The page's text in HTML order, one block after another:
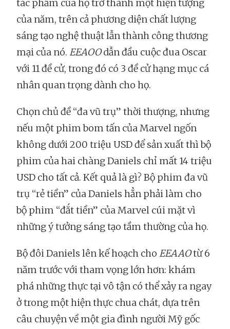
tác phẩm của họ trở thành một hiện tượng
của năm, trên cả phương diện chất lượng
sáng tạo nghệ thuật lẫn thành công thương
mại của nó. EEAOOdẫn đầu cuộc đua Oscar
với 11 đề cử, trong đó có 3 đề cử hạng mục cá
nhân quan trọng dành cho họ.
Chọn chủ đề “đa vũ trụ” thời thượng, nhưng
nếu một phim bom tấn của Marvel ngốn
không dưới 200 triệu USD để sản xuất thì bộ
phim của hai chàng Daniels chỉ mất 14 triệu
USD cho tất cả. Kết quả là gì? Bộ phim đa vũ
trụ “rẻ tiền” của Daniels hẳn phải làm cho
bộ phim “đắt tiền” của Marvel cúi mặt vì
những ý tưởng sáng tạo tầm thường của họ.
Bộ đôi Daniels lên kế hoạch cho EEAAOtừ 6
năm trước với tham vọng lớn hơn: khám
phá những thực tại vô tận có thể xảy ra ngay
ở trong một hiện thực chua chát, dựa trên
câu chuyện về một gia đình người Mỹ gốc